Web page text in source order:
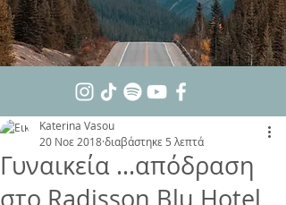
Γυναικεία …απόδραση
Katerina Vasou
20 Νοε 2018διαβάστηκε 5 λεπτά